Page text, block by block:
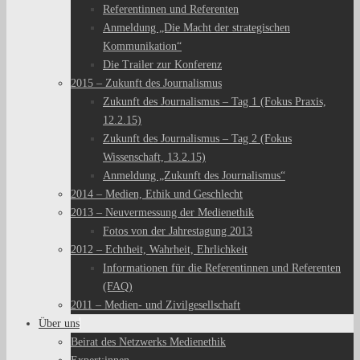
Referentinnen und Referenten
Anmeldung „Die Macht der strategischen
Kommunikation“
Die Trailer zur Konferenz
2015 – Zukunft des Journalismus
Zukunft des Journalismus – Tag 1 (Fokus Praxis,
12.2.15)
Zukunft des Journalismus – Tag 2 (Fokus
Wissenschaft, 13.2.15)
Anmeldung „Zukunft des Journalismus“
2014 – Medien, Ethik und Geschlecht
2013 – Neuvermessung der Medienethik
Fotos von der Jahrestagung 2013
2012 – Echtheit, Wahrheit, Ehrlichkeit
Informationen für die Referentinnen und Referenten
(FAQ)
2011 – Medien- und Zivilgesellschaft
Über uns
Beirat des Netzwerks Medienethik